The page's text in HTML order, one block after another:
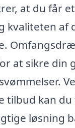
at du får
kvaliteten af
at sikre din
tilbud kan
løsning